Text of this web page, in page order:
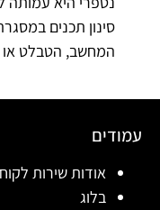
סינון תכנים
המחשב, הטבלט
עמודים
אודות שירות
בלוג